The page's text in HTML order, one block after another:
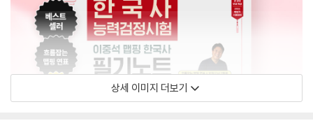
상세 이미지 더보기